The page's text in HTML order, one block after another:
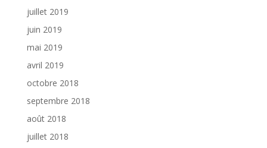
juillet 2019
juin 2019
mai 2019
avril 2019
octobre 2018
septembre 2018
août 2018
juillet 2018